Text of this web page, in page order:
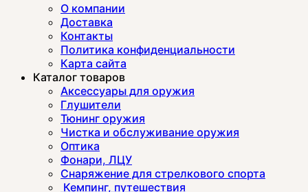
О компании
Доставка
Контакты
Политика конфиденциальности
Карта сайта
Каталог товаров
Аксессуары для оружия
Глушители
Тюнинг оружия
Чистка и обслуживание оружия
Оптика
Фонари, ЛЦУ
Снаряжение для стрелкового спорта
Кемпинг, путешествия